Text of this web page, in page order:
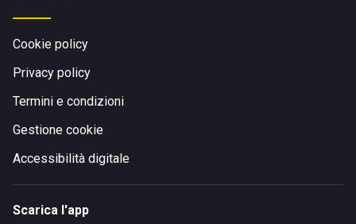
Cookie policy
Privacy policy
Termini e condizioni
Gestione cookie
Accessibilità digitale
Scarica l'app